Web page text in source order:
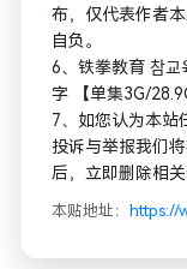
布，仅代表作者
自负。
6、铁拳教育 참
字 【单集3G/
7、如您认为本站
投诉与举报我们
后，立即删除相关
本贴地址： https://